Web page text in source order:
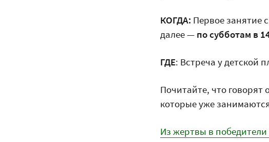
КОГДА: Первое занятие
далее — по субботам в
ГДЕ: Встреча у детской
Почитайте, что говорят
которые уже
Из жертвы в